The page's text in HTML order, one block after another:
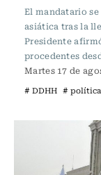
El mandatario
asiática tras la
Presidente
procedentes
Martes 17 de
# DDHH # política